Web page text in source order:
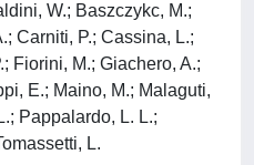
W.; Baszczykc, M.;
Carniti, P.; Cassina, L.;
Fiorini, M.; Giachero, A.;
E.; Maino, M.; Malaguti,
Pappalardo, L. L.;
L.